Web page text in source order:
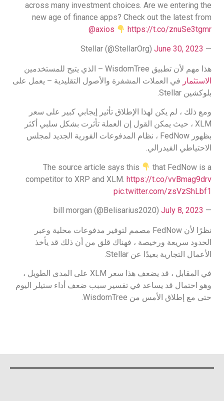
across many investment choices. Are we entering the
new age of finance apps? Check out the latest from
@axios
https://t.co/znuSe3tgmr
— Stellar (@StellarOrg)
June 30, 2023
هذا مهم لأن تطبيق WisdomTree – الذي يتيح للمستخدمين
الاستثمار في العملات المشفرة والأصول التقليدية – يعمل على
بلوكشين Stellar.
ومع ذلك ، لم يكن لهذا الإطلاق تأثير إيجابي كبير على سعر
XLM ، حيث يمكن القول إن العملة تأثرت بشكل سلبي أكثر
بظهور FedNow ، نظام المدفوعات الفورية الجديد لمجلس
الاحتياطي الفيدرالي.
The source article says this
that FedNow is a
competitor to XRP and XLM. https://t.co/vvBmag9drv
pic.twitter.com/zsVzShLbf1
— bill morgan (@Belisarius2020)
July 8, 2023
نظرًا لأن FedNow مصمم لتوفير مدفوعات محلية وعبر
الحدود سريعة ورخيصة ، فهناك قلق من أن ذلك قد يأخذ
الأعمال التجارية بعيدًا عن Stellar.
في المقابل ، قد يضعف هذا سعر XLM على المدى الطويل ،
وهو احتمال قد يساعد في تفسير سبب ضعف أداء ستيلر اليوم
حتى مع إطلاق الأمس من WisdomTree.